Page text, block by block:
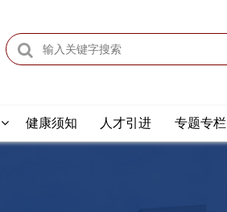
健康须知 人才引进 专题专栏